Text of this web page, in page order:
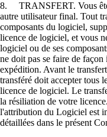
8. TRANSFERT. Vous
autre utilisateur final. Tout
composants du logiciel,
licence de logiciel, et vous
logiciel ou de ses
ne doit pas se faire de
expédition. Avant le
transféré doit accepter tous
licence de logiciel. Le
la résiliation de votre
l'attribution du Logiciel est
détaillées dans le présent